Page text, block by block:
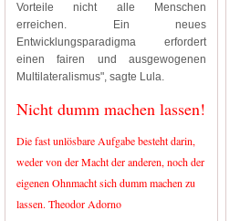
Vorteile nicht alle Menschen
erreichen. Ein neues
Entwicklungsparadigma erfordert
einen fairen und ausgewogenen
Multilateralismus", sagte Lula.
Nicht dumm machen lassen!
Die fast unlösbare Aufgabe besteht darin,
weder von der Macht der anderen, noch der
eigenen Ohnmacht sich dumm machen zu
lassen. Theodor Adorno